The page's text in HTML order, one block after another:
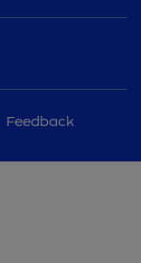
Feedback